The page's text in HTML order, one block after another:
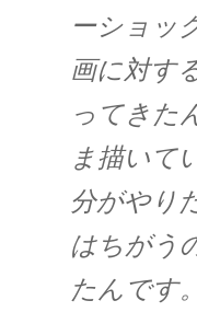
ーショッ
画に対す
ってきた
ま描いて
分がやり
はちがう
たんです